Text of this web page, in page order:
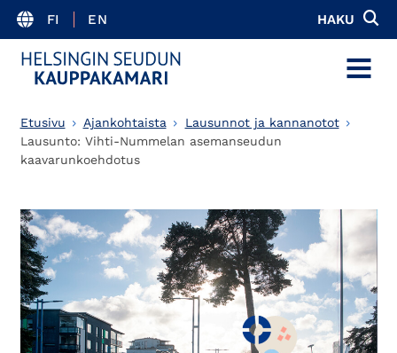
FI EN HAKU
MENU
Etusivu Ajankohtaista
Lausunnot ja kannanotot
Lausunto: Vihti-Nummelan asemanseudun
kaavarunkoehdotus